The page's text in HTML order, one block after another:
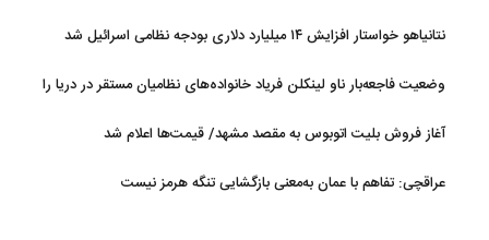
نتانیاهو خواستار افزایش ۱۴ میلیارد دلاری بودجه نظامی اسرائیل شد
وضعیت فاجعه‌بار ناو لینکلن فریاد خانواده‌های نظامیان مستقر در دریا را
آغاز فروش بلیت اتوبوس به مقصد مشهد/ قیمت‌ها اعلام شد
عراقچی: تفاهم با عمان به‌معنی بازگشایی تنگه هرمز نیست